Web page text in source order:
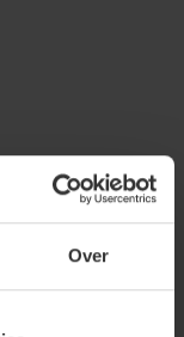
Over